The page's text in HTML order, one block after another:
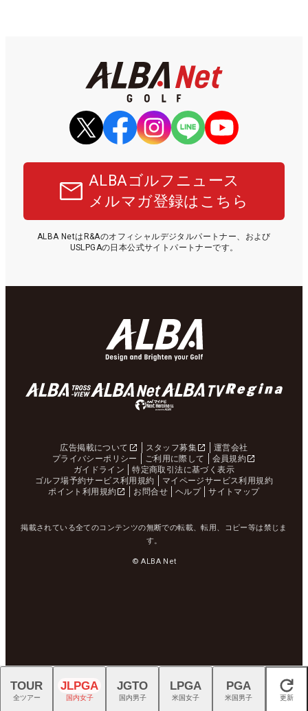
ALBAゴルフニュース
メルマガ登録はこちら
ALBA NetはR&Aのオフィシャルデジタルパートナー、および
USLPGAの日本公式サイトパートナーです。
広告掲載について スタッフ募集
運営会社
プライバシーポリシー
ご利用に際して
会員規約
ガイドライン
特定商取引法に基づく表示
ゴルフ場予約サービス利用規約
マイページサービス利用規約
ポイント利用規約
お問合せ ヘルプ サイトマップ
掲載されている全てのコンテンツの無断での転載、転用、コピー等は禁じま
す。
© ALBA Net
閉じる
TOUR
全ツアー
JLPGA
国内女子
JGTO
国内男子
LPGA
米国女子
PGA
米国男子 更新